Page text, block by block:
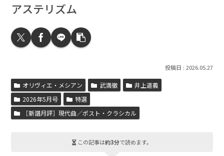
アステリズム
2026.05.27
オリヴィエ・メシアン 武満徹
井上道義
2026年5月号
特選
［新譜月評］現代曲／ポスト・クラシカル
この記事は約3分で読めます。